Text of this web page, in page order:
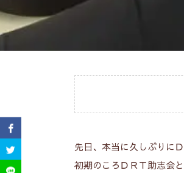
先日、本当に久しぶりに
初期のころＤＲＴ助志会